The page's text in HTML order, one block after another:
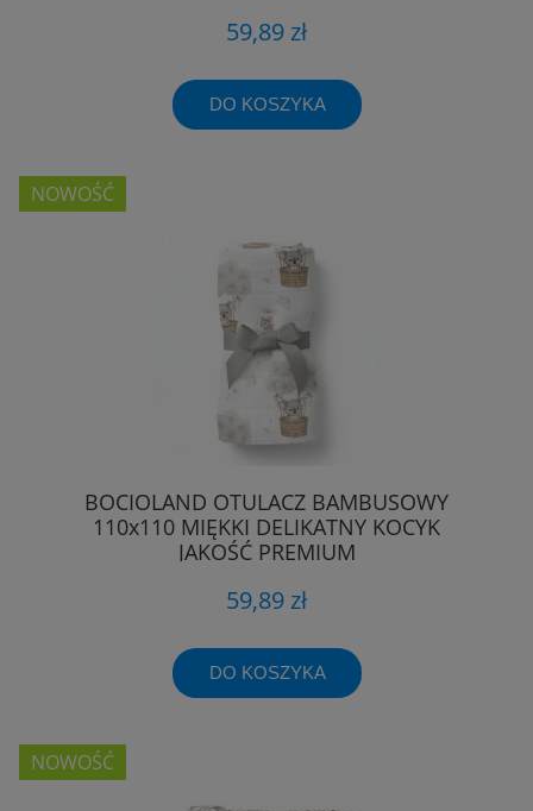
59,89 zł
DO KOSZYKA
BOCIOLAND OTULACZ BAMBUSOWY
110x110 MIĘKKI DELIKATNY KOCYK
JAKOŚĆ PREMIUM
59,89 zł
DO KOSZYKA
NOWOŚĆ
NOWOŚĆ